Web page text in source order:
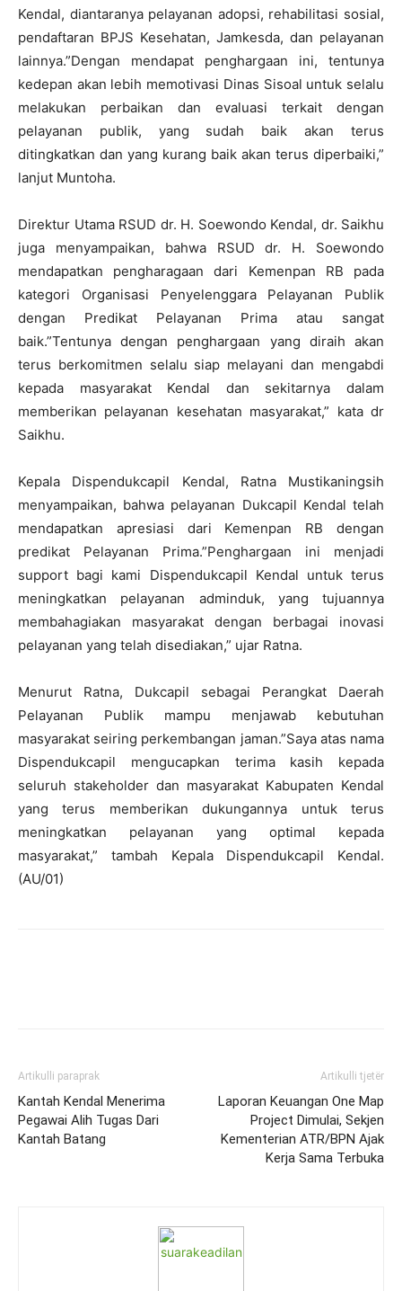
Kendal, diantaranya pelayanan adopsi, rehabilitasi sosial,
pendaftaran BPJS Kesehatan, Jamkesda, dan pelayanan
lainnya.”Dengan mendapat penghargaan ini, tentunya
kedepan akan lebih memotivasi Dinas Sisoal untuk selalu
melakukan perbaikan dan evaluasi terkait dengan
pelayanan publik, yang sudah baik akan terus
ditingkatkan dan yang kurang baik akan terus diperbaiki,”
lanjut Muntoha.
Direktur Utama RSUD dr. H. Soewondo Kendal, dr. Saikhu
juga menyampaikan, bahwa RSUD dr. H. Soewondo
mendapatkan pengharagaan dari Kemenpan RB pada
kategori Organisasi Penyelenggara Pelayanan Publik
dengan Predikat Pelayanan Prima atau sangat
baik.”Tentunya dengan penghargaan yang diraih akan
terus berkomitmen selalu siap melayani dan mengabdi
kepada masyarakat Kendal dan sekitarnya dalam
memberikan pelayanan kesehatan masyarakat,” kata dr
Saikhu.
Kepala Dispendukcapil Kendal, Ratna Mustikaningsih
menyampaikan, bahwa pelayanan Dukcapil Kendal telah
mendapatkan apresiasi dari Kemenpan RB dengan
predikat Pelayanan Prima.”Penghargaan ini menjadi
support bagi kami Dispendukcapil Kendal untuk terus
meningkatkan pelayanan adminduk, yang tujuannya
membahagiakan masyarakat dengan berbagai inovasi
pelayanan yang telah disediakan,” ujar Ratna.
Menurut Ratna, Dukcapil sebagai Perangkat Daerah
Pelayanan Publik mampu menjawab kebutuhan
masyarakat seiring perkembangan jaman.”Saya atas nama
Dispendukcapil mengucapkan terima kasih kepada
seluruh stakeholder dan masyarakat Kabupaten Kendal
yang terus memberikan dukungannya untuk terus
meningkatkan pelayanan yang optimal kepada
masyarakat,” tambah Kepala Dispendukcapil Kendal.
(AU/01)
Artikulli paraprak
Kantah Kendal Menerima
Pegawai Alih Tugas Dari
Kantah Batang
Artikulli tjetër
Laporan Keuangan One Map
Project Dimulai, Sekjen
Kementerian ATR/BPN Ajak
Kerja Sama Terbuka